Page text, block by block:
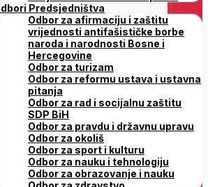
Predsjedništva
Odbor za afirmaciju i zaštitu
vrijednosti antifašističke borbe
naroda i narodnosti Bosne i
Hercegovine
Odbor za turizam
Odbor za reformu ustava i ustavna
pitanja
Odbor za rad i socijalnu zaštitu
SDP BiH
Odbor za pravdu i državnu upravu
Odbor za okoliš
Odbor za sport i kulturu
Odbor za nauku i tehnologiju
Odbor za obrazovanje i nauku